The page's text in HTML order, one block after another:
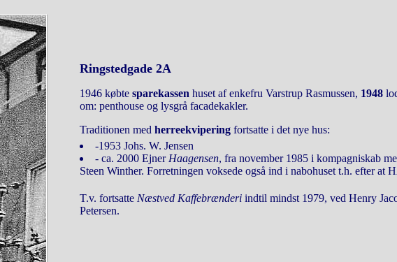
Ringstedgade 2A
1946 købte sparekassen huset af enkefru Varstrup Rasmussen, 1948
om: penthouse og lysgrå facadekakler.
Traditionen med herreekvipering fortsatte i det nye hus:
-1953 Johs. W. Jensen
- ca. 2000 Ejner Haagensen, fra november 1985 i kompagniskab
Steen Winther. Forretningen voksede også ind i nabohuset t.h. efter
T.v. fortsatte Næstved Kaffebrænderi indtil mindst 1979, ved Henry
Petersen.